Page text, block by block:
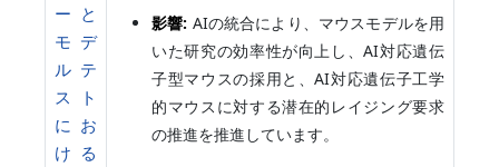
ーと
モデ
ルテ
スト
にお
ける
影響: AIの統合により、マウスモデルを用
いた研究の効率性が向上し、AI対応遺伝
子型マウスの採用と、AI対応遺伝子工学
的マウスに対する潜在的レイジング要求
の推進を推進しています。